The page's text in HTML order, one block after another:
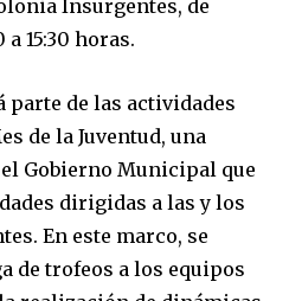
Insurgentes, de
15:30 horas.
de las actividades
de la Juventud, una
Gobierno Municipal que
dirigidas a las y los
En este marco, se
de trofeos a los equipos